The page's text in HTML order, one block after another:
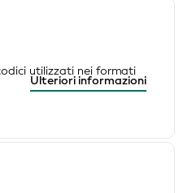
utilizzati nei formati
Ulteriori informazioni